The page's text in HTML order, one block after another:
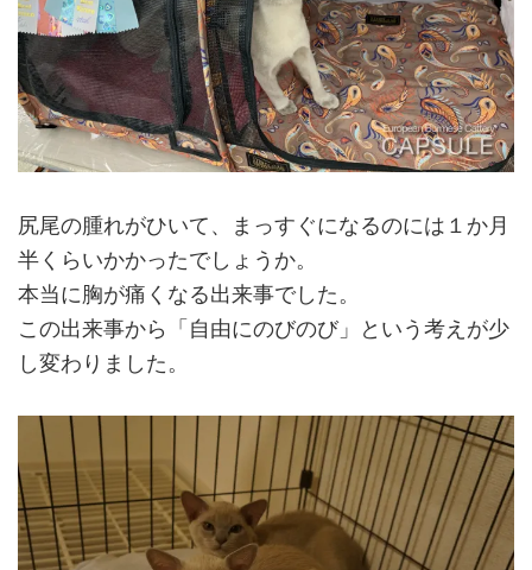
尻尾の腫れがひいて、まっすぐになるのには１か月
半くらいかかったでしょうか。
本当に胸が痛くなる出来事でした。
この出来事から「自由にのびのび」という考えが少
し変わりました。